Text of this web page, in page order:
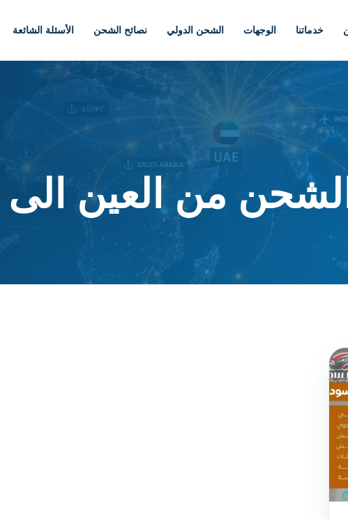
خدماتنا الوجهات الشحن الدولي نصائح الشحن الأسئلة الشائعة
من العين الى